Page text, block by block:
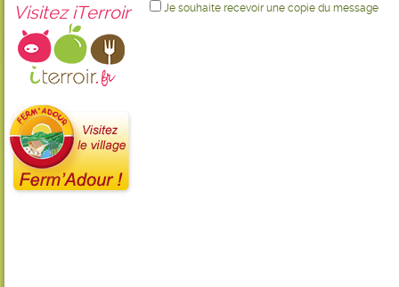
Visitez iTerroir
Je souhaite recevoir une copie du message